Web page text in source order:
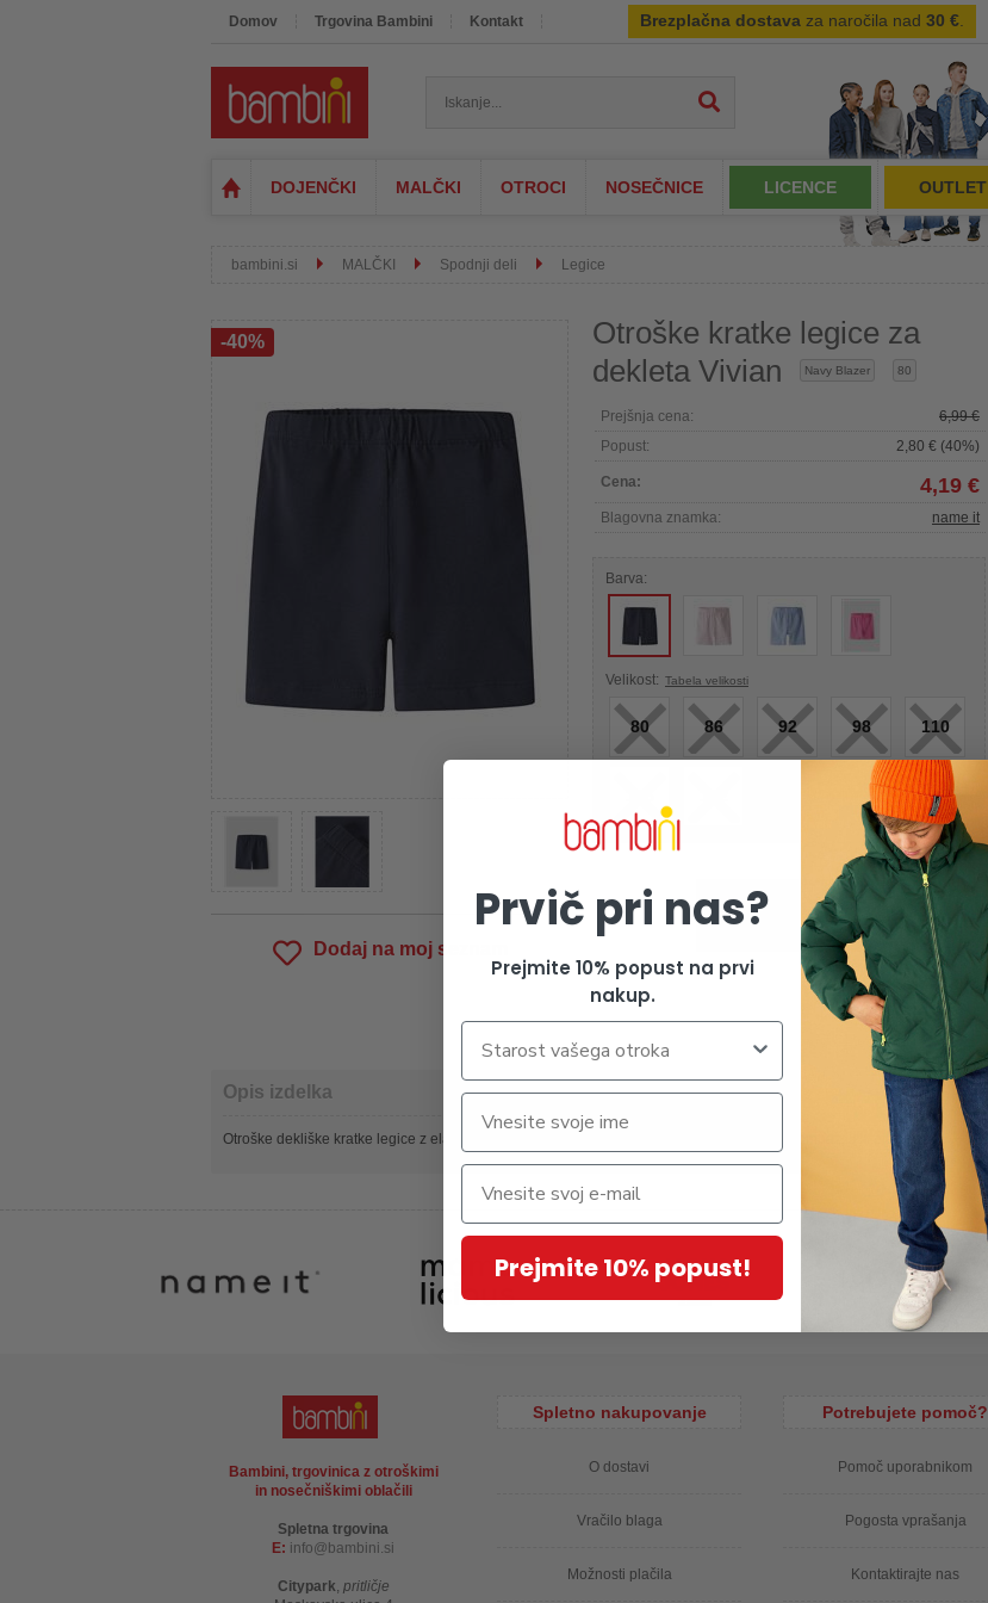
Domov Trgovina Bambini Kontakt Brezplačna dostava za naročila nad 30 €
DOJENČKI MALČKI OTROCI NOSEČNICE LICENCE OUTLET
bambini.si MALČKI Spodnji deli Legice
Otroške kratke legice za
dekleta Vivian
Navy Blazer 80
-40%
Dodaj na moj seznam
Prejšnja cena:
6,99 €
Popust:
2,80 € (40%)
Cena: 4,19 €
Blagovna znamka: name it
Barva:
Velikost: Tabela velikosti
80
× 86
× 92
× 98
× 110
×
××
Izdelek je žal razprodan
Opis izdelka
Otroške dekliške kratke legice z elastiko v pasu, udoben in raztegljiv kroj. Material: 95% bombaž, 5% elastan
Bambini, trgovinica z otroškimi
in nosečniškimi oblačili
Spletna trgovina
E: info bambini.si
Citypark, pritličje
Spletno nakupovanje
O dostavi
Vračilo blaga
Možnosti plačila
Potrebujete pomoč?
Pomoč uporabnikom
Pogosta vprašanja
Kontaktirajte nas
Prvič pri nas?
Prejmite 10% popust na prvi
nakup.
Prejmite 10% popust!